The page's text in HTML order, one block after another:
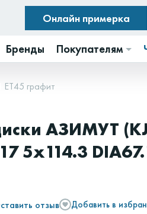
Онлайн примерка
Бренды Покупателям
графит
АЗИМУТ
5x114.3
отзыв Добавить в